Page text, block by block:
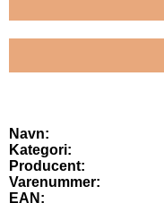
Navn:
Kategori:
Producent:
Varenummer:
EAN: